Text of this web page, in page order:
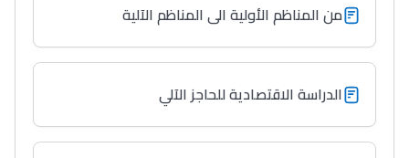
من المناظم الأولية الى المناظم الآلية
الدراسة الاقتصادية للحاجز الآلي